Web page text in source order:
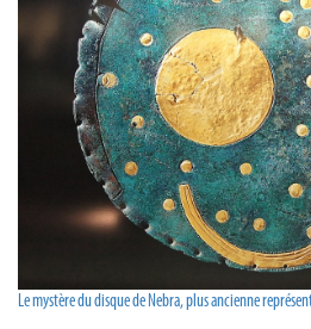
Le mystère du disque de Nebra, plus ancienne